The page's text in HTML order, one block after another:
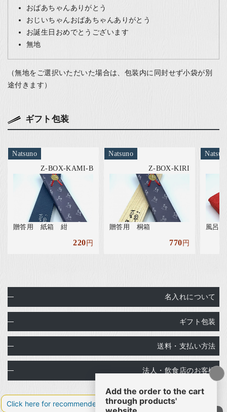
おばあちゃんありがとう
おじいちゃんおばあちゃんありがとう
お誕生日おめでとうございます
無地
（無地をご選択いただいた場合は、包装内に同封せず小袋が別
途付きます）
ギフト包装
Natsuno
Z-BOX-KAMI-B
贈答用 紙箱 紺
220円
Natsuno
Z-BOX-KIRI
贈答用 桐箱
770円
風呂
名入れについて
ギフト包装
送料・支払い方法
法人・飲食店のお客様